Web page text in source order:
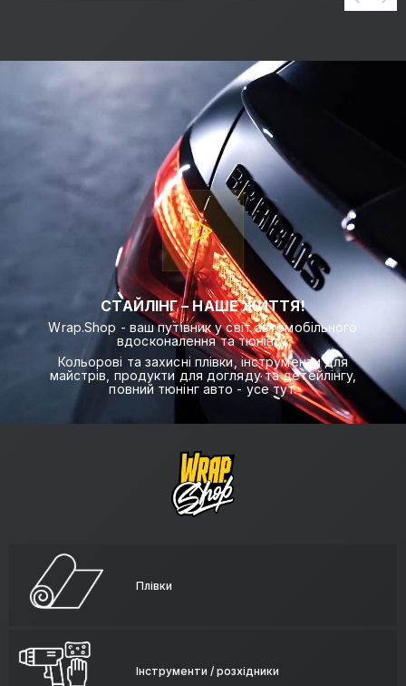
СТАЙЛІНГ – НАШЕ ЖИТТЯ!
Wrap.Shop - ваш путівник у світ автомобільного
вдосконалення та тюнінгу.
Кольорові та захисні плівки, інструменти для
майстрів, продукти для догляду та детейлінгу,
повний тюнінг авто - усе тут.
Плівки
Інструменти / розхідники